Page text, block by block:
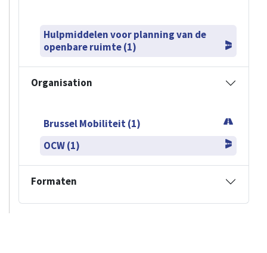
Hulpmiddelen voor planning van de
openbare ruimte (1)
Organisation
Brussel Mobiliteit (1)
OCW (1)
Formaten